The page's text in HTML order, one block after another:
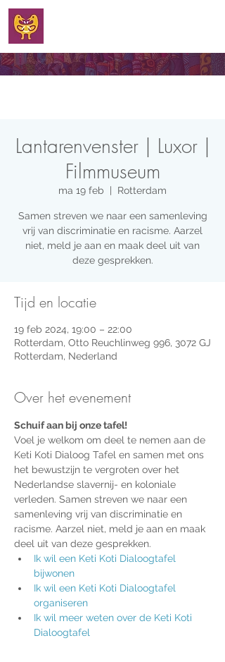
Lantarenvenster | Luxor |
Filmmuseum
ma 19 feb Rotterdam
Samen streven we naar een samenleving
vrij van discriminatie en racisme. Aarzel
niet, meld je aan en maak deel uit van
deze gesprekken.
Tijd en locatie
19 feb 2024, 19:00 – 22:00
Rotterdam, Otto Reuchlinweg 996, 3072 GJ
Rotterdam, Nederland
Over het evenement
Schuif aan bij onze tafel!
Voel je welkom om deel te nemen aan de
Keti Koti Dialoog Tafel en samen met ons
het bewustzijn te vergroten over het
Nederlandse slavernij- en koloniale
verleden. Samen streven we naar een
samenleving vrij van discriminatie en
racisme. Aarzel niet, meld je aan en maak
deel uit van deze gesprekken.
Ik wil een Keti Koti Dialoogtafel
bijwonen
Ik wil een Keti Koti Dialoogtafel
organiseren
Ik wil meer weten over de Keti Koti
Dialoogtafel